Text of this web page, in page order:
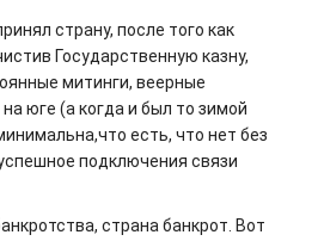
страну, после того как
Государственную казну,
митинги, веерные
юге (а когда и был то зимой
есть, что нет без
подключения связи
страна банкрот. Вот